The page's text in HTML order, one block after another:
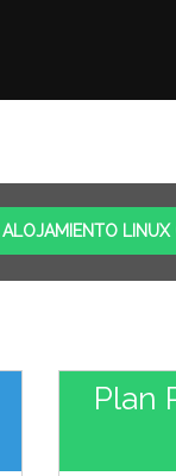
ALOJAMIENTO LINUX
Plan